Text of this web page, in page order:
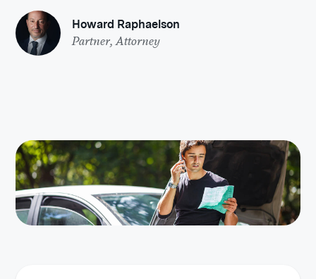
Howard Raphaelson
Partner, Attorney